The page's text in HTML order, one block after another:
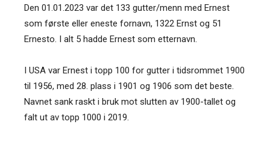
Den 01.01.2023 var det 133 gutter/menn med Ernest
som første eller eneste fornavn, 1322 Ernst og 51
Ernesto. I alt 5 hadde Ernest som etternavn.
I USA var Ernest i topp 100 for gutter i tidsrommet 1900
til 1956, med 28. plass i 1901 og 1906 som det beste.
Navnet sank raskt i bruk mot slutten av 1900-tallet og
falt ut av topp 1000 i 2019.